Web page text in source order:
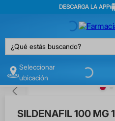
DESCARGA LA APP
¿Qué estás buscando?
Seleccionar
ubicación
SILDENAFIL 100 MG